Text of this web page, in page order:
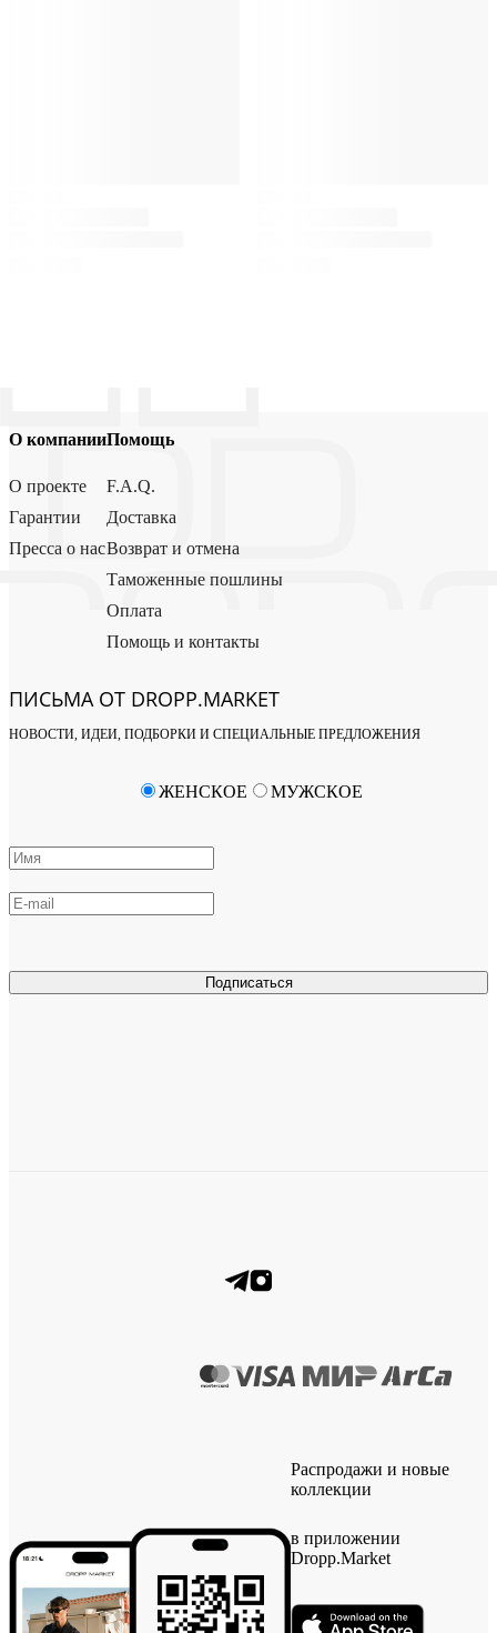
О компании
О проекте
Гарантии
Пресса о нас
Помощь
F.A.Q.
Доставка
Возврат и отмена
Таможенные пошлины
Оплата
Помощь и контакты
ПИСЬМА ОТ DROPP.MARKET
НОВОСТИ, ИДЕИ, ПОДБОРКИ И СПЕЦИАЛЬНЫЕ ПРЕДЛОЖЕНИЯ
Подписаться
ЖЕНСКОЕ МУЖСКОЕ
Распродажи и новые
коллекции
в приложении
Dropp.Market